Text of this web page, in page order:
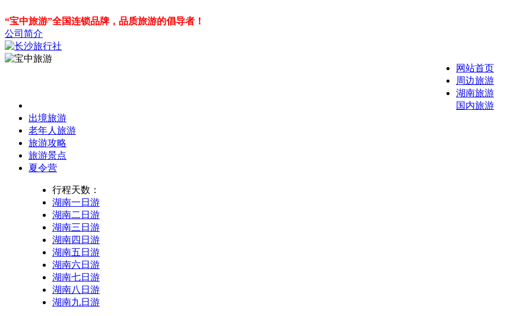
“宝中旅游”全国连锁品牌，品质旅游的倡导者！
公司简介
网站首页
周边旅游
湖南旅游
国内旅游
出境旅游
老年人旅游
旅游攻略
旅游景点
夏令营
行程天数：
湖南一日游
湖南二日游
湖南三日游
湖南四日游
湖南五日游
湖南六日游
湖南七日游
湖南八日游
湖南九日游